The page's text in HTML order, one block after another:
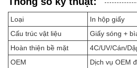
Loại
In hộp giấy
Cấu trúc vật liệu
Giấy sóng +
Hoàn thiện bề mặt
4C/UV/Cán/
OEM
Dịch vụ OEM